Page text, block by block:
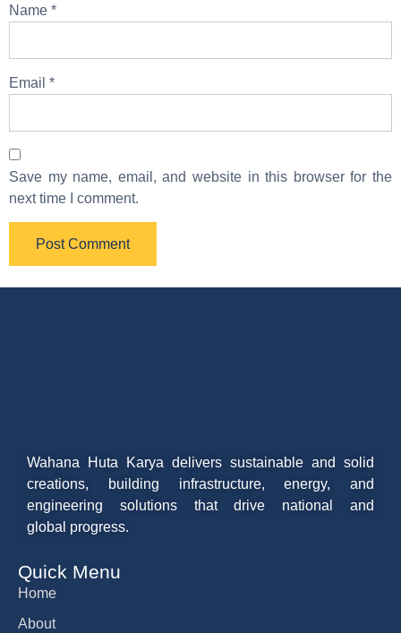
Name *
Email *
Save my name, email, and website in this browser for the
next time I comment.
Wahana Huta Karya delivers sustainable and solid
creations, building infrastructure, energy, and
engineering solutions that drive national and
global progress.
Quick Menu
Home
About